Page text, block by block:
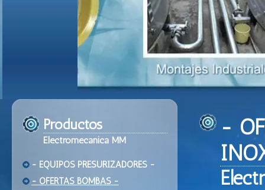
Productos
Electromecanica MM
- EQUIPOS PRESURIZADORES -
- OFERTAS BOMBAS -
-
Ele